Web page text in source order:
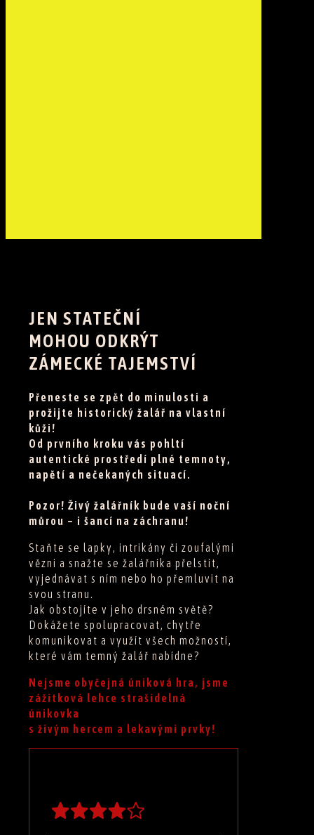
JEN STATEČNÍ
MOHOU ODKRÝT
ZÁMECKÉ TAJEMSTVÍ
Přeneste se zpět do minulosti a
prožijte historický žalář na vlastní
kůži!
Od prvního kroku vás pohltí
autentické prostředí plné temnoty,
napětí a nečekaných situací.
Pozor! Živý žalářník bude vaší noční
můrou – i šancí na záchranu!
Staňte se lapky, intrikány či zoufalými
vězni a snažte se žalářníka přelstít,
vyjednávat s ním nebo ho přemluvit na
svou stranu.
Jak obstojíte v jeho drsném světě?
Dokážete spolupracovat, chytře
komunikovat a využít všech možností,
které vám temný žalář nabídne?
Nejsme obyčejná úniková hra, jsme
zážitková lehce strašidelná
únikovka
s živým hercem a lekavými prvky!